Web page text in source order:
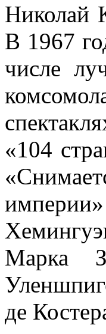
Николай
В 1967
числе
«104
Марка
де